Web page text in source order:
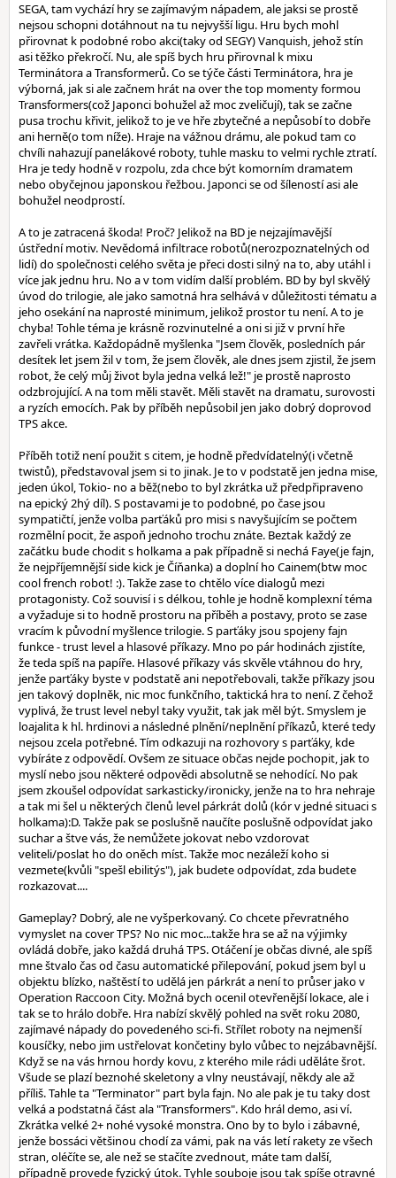
SEGA, tam vychází hry se zajímavým nápadem, ale jaksi se prostě
nejsou schopni dotáhnout na tu nejvyšší ligu. Hru bych mohl
přirovnat k podobné robo akci(taky od SEGY) Vanquish, jehož stín
asi těžko překročí. Nu, ale spíš bych hru přirovnal k mixu
Terminátora a Transformerů. Co se týče části Terminátora, hra je
výborná, jak si ale začnem hrát na over the top momenty formou
Transformers(což Japonci bohužel až moc zveličují), tak se začne
pusa trochu křivit, jelikož to je ve hře zbytečné a nepůsobí to dobře
ani herně(o tom níže). Hraje na vážnou drámu, ale pokud tam co
chvíli nahazují panelákové roboty, tuhle masku to velmi rychle ztratí.
Hra je tedy hodně v rozpolu, zda chce být komorním dramatem
nebo obyčejnou japonskou řežbou. Japonci se od šíleností asi ale
bohužel neodprostí.
A to je zatracená škoda! Proč? Jelikož na BD je nejzajímavější
ústřední motiv. Nevědomá infiltrace robotů(nerozpoznatelných od
lidí) do společnosti celého světa je přeci dosti silný na to, aby utáhl i
více jak jednu hru. No a v tom vidím další problém. BD by byl skvělý
úvod do trilogie, ale jako samotná hra selhává v důležitosti tématu a
jeho osekání na naprosté minimum, jelikož prostor tu není. A to je
chyba! Tohle téma je krásně rozvinutelné a oni si již v první hře
zavřeli vrátka. Každopádně myšlenka "Jsem člověk, posledních pár
desítek let jsem žil v tom, že jsem člověk, ale dnes jsem zjistil, že jsem
robot, že celý můj život byla jedna velká lež!" je prostě naprosto
odzbrojující. A na tom měli stavět. Měli stavět na dramatu, surovosti
a ryzích emocích. Pak by příběh nepůsobil jen jako dobrý doprovod
TPS akce.
Příběh totiž není použit s citem, je hodně předvídatelný(i včetně
twistů), představoval jsem si to jinak. Je to v podstatě jen jedna mise,
jeden úkol, Tokio- no a běž(nebo to byl zkrátka už předpřipraveno
na epický 2hý díl). S postavami je to podobné, po čase jsou
sympatičtí, jenže volba parťáků pro misi s navyšujícím se počtem
rozmělní pocit, že aspoň jednoho trochu znáte. Beztak každý ze
začátku bude chodit s holkama a pak případně si nechá Faye(je fajn,
že nejpříjemnější side kick je Číňanka) a doplní ho Cainem(btw moc
cool french robot! :). Takže zase to chtělo více dialogů mezi
protagonisty. Což souvisí i s délkou, tohle je hodně komplexní téma
a vyžaduje si to hodně prostoru na příběh a postavy, proto se zase
vracím k původní myšlence trilogie. S parťáky jsou spojeny fajn
funkce - trust level a hlasové příkazy. Mno po pár hodinách zjistíte,
že teda spíš na papíře. Hlasové příkazy vás skvěle vtáhnou do hry,
jenže parťáky byste v podstatě ani nepotřebovali, takže příkazy jsou
jen takový doplněk, nic moc funkčního, taktická hra to není. Z čehož
vyplivá, že trust level nebyl taky využit, tak jak měl být. Smyslem je
loajalita k hl. hrdinovi a následné plnění/neplnění příkazů, které tedy
nejsou zcela potřebné. Tím odkazuji na rozhovory s parťáky, kde
vybíráte z odpovědí. Ovšem ze situace občas nejde pochopit, jak to
myslí nebo jsou některé odpovědi absolutně se nehodící. No pak
jsem zkoušel odpovídat sarkasticky/ironicky, jenže na to hra nehraje
a tak mi šel u některých členů level párkrát dolů (kór v jedné situaci s
holkama):D. Takže pak se poslušně naučíte poslušně odpovídat jako
suchar a štve vás, že nemůžete jokovat nebo vzdorovat
veliteli/poslat ho do oněch míst. Takže moc nezáleží koho si
vezmete(kvůli "spešl ebilitýs"), jak budete odpovídat, zda budete
rozkazovat....
Gameplay? Dobrý, ale ne vyšperkovaný. Co chcete převratného
vymyslet na cover TPS? No nic moc...takže hra se až na výjimky
ovládá dobře, jako každá druhá TPS. Otáčení je občas divné, ale spíš
mne štvalo čas od času automatické přilepování, pokud jsem byl u
objektu blízko, naštěstí to udělá jen párkrát a není to průser jako v
Operation Raccoon City. Možná bych ocenil otevřenější lokace, ale i
tak se to hrálo dobře. Hra nabízí skvělý pohled na svět roku 2080,
zajímavé nápady do povedeného sci-fi. Střílet roboty na nejmenší
kousíčky, nebo jim ustřelovat končetiny bylo vůbec to nejzábavnější.
Když se na vás hrnou hordy kovu, z kterého mile rádi uděláte šrot.
Všude se plazí beznohé skeletony a vlny neustávají, někdy ale až
příliš. Tahle ta "Terminator" part byla fajn. No ale pak je tu taky dost
velká a podstatná část ala "Transformers". Kdo hrál demo, asi ví.
Zkrátka velké 2+ nohé vysoké monstra. Ono by to bylo i zábavné,
jenže bossáci většinou chodí za vámi, pak na vás letí rakety ze všech
stran, oléčíte se, ale než se stačíte zvednout, máte tam další,
případně provede fyzický útok. Tyhle souboje jsou tak spíše otravné